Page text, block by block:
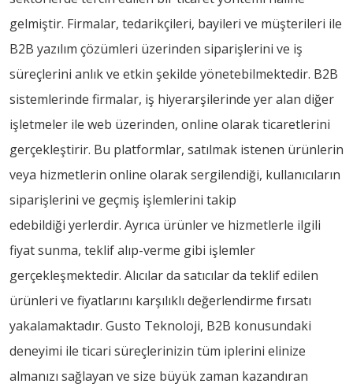
gelmiştir. Firmalar, tedarikçileri, bayileri ve müşterileri ile
B2B yazılım çözümleri üzerinden siparişlerini ve iş
süreçlerini anlık ve etkin şekilde yönetebilmektedir. B2B
sistemlerinde firmalar, iş hiyerarşilerinde yer alan diğer
işletmeler ile web üzerinden, online olarak ticaretlerini
gerçekleştirir. Bu platformlar, satılmak istenen ürünlerin
veya hizmetlerin online olarak sergilendiği, kullanıcıların
siparişlerini ve geçmiş işlemlerini takip
edebildiği yerlerdir. Ayrıca ürünler ve hizmetlerle ilgili
fiyat sunma, teklif alıp-verme gibi işlemler
gerçekleşmektedir. Alıcılar da satıcılar da teklif edilen
ürünleri ve fiyatlarını karşılıklı değerlendirme fırsatı
yakalamaktadır. Gusto Teknoloji, B2B konusundaki
deneyimi ile ticari süreçlerinizin tüm iplerini elinize
almanızı sağlayan ve size büyük zaman kazandıran